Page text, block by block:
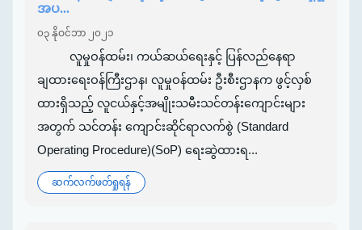
အပ...
၀၃ နိုဝင်ဘာ ၂၀၂၁
လူမှုဝန်ထမ်း၊ ကယ်ဆယ်ရေးနှင့် ပြန်လည်နေရာ
ချထားရေးဝန်ကြီးဌာန၊ လူမှုဝန်ထမ်း ဦးစီးဌာနက ဖွင့်လှစ်
ထားရှိသည့် လူငယ်နှင့်အမျိုးသမီးသင်တန်းကျောင်းများ
အတွက် သင်တန်း ကျောင်းဆိုင်ရာလက်စွဲ (Standard
Operating Procedure)(SoP) ရေးဆွဲထားရ...
ဆက်လက်ဖတ်ရှုရန်